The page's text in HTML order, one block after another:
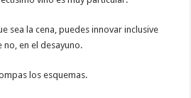
sea la cena, puedes innovar inclusive
en el desayuno.
los esquemas.